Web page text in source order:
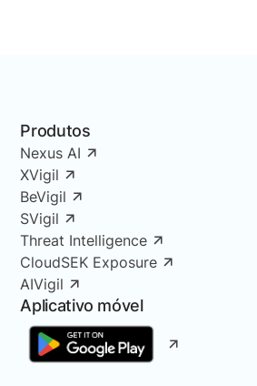
Produtos
Nexus AI
XVigil
BeVigil
SVigil
Threat Intelligence
CloudSEK Exposure
AIVigil
Aplicativo móvel